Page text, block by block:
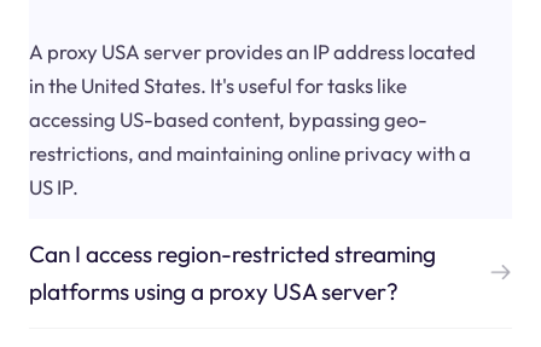
A proxy USA server provides an IP address located
in the United States. It's useful for tasks like
accessing US-based content, bypassing geo-
restrictions, and maintaining online privacy with a
US IP.
Can I access region-restricted streaming
platforms using a proxy USA server?